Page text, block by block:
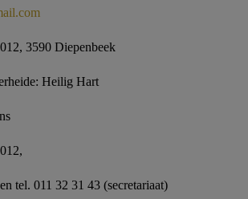
3590 Diepenbeek
Heilig Hart
tel. 011 32 31 43 (secretariaat)